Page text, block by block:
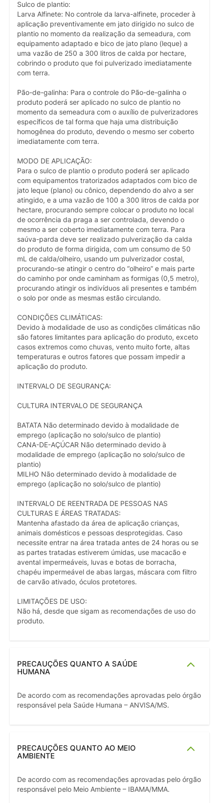
Sulco de plantio:
Larva Alfinete: No controle da larva-alfinete, proceder à
aplicação preventivamente em jato dirigido no sulco de
plantio no momento da realização da semeadura, com
equipamento adaptado e bico de jato plano (leque) a
uma vazão de 250 a 300 litros de calda por hectare,
cobrindo o produto que foi pulverizado imediatamente
com terra.
Pão-de-galinha: Para o controle do Pão-de-galinha o
produto poderá ser aplicado no sulco de plantio no
momento da semeadura com o auxílio de pulverizadores
específicos de tal forma que haja uma distribuição
homogênea do produto, devendo o mesmo ser coberto
imediatamente com terra.
MODO DE APLICAÇÃO:
Para o sulco de plantio o produto poderá ser aplicado
com equipamentos tratorizados adaptados com bico de
jato leque (plano) ou cônico, dependendo do alvo a ser
atingido, e a uma vazão de 100 a 300 litros de calda por
hectare, procurando sempre colocar o produto no local
de ocorrência da praga a ser controlada, devendo o
mesmo a ser coberto imediatamente com terra. Para
saúva-parda deve ser realizado pulverização da calda
do produto de forma dirigida, com um consumo de 50
mL de calda/olheiro, usando um pulverizador costal,
procurando-se atingir o centro do “olheiro” e mais parte
do caminho por onde caminham as formigas (0,5 metro),
procurando atingir os indivíduos ali presentes e também
o solo por onde as mesmas estão circulando.
CONDIÇÕES CLIMÁTICAS:
Devido à modalidade de uso as condições climáticas não
são fatores limitantes para aplicação do produto, exceto
casos extremos como chuvas, vento muito forte, altas
temperaturas e outros fatores que possam impedir a
aplicação do produto.
INTERVALO DE SEGURANÇA:
CULTURA INTERVALO DE SEGURANÇA
BATATA Não determinado devido à modalidade de
emprego (aplicação no solo/sulco de plantio)
CANA-DE-AÇÚCAR Não determinado devido à
modalidade de emprego (aplicação no solo/sulco de
plantio)
MILHO Não determinado devido à modalidade de
emprego (aplicação no solo/sulco de plantio)
INTERVALO DE REENTRADA DE PESSOAS NAS
CULTURAS E ÁREAS TRATADAS:
Mantenha afastado da área de aplicação crianças,
animais domésticos e pessoas desprotegidas. Caso
necessite entrar na área tratada antes de 24 horas ou se
as partes tratadas estiverem úmidas, use macacão e
avental impermeáveis, luvas e botas de borracha,
chapéu impermeável de abas largas, máscara com filtro
de carvão ativado, óculos protetores.
LIMITAÇÕES DE USO:
Não há, desde que sigam as recomendações de uso do
produto.
PRECAUÇÕES QUANTO A SAÚDE
HUMANA
De acordo com as recomendações aprovadas pelo órgão
responsável pela Saúde Humana – ANVISA/MS.
PRECAUÇÕES QUANTO AO MEIO
AMBIENTE
De acordo com as recomendações aprovadas pelo órgão
responsável pelo Meio Ambiente – IBAMA/MMA.